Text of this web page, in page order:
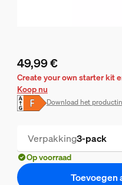
De huidige prijs is 49,99
49,99 €
Create your own starter kit
Koop nu
Download het
Verpakking3-pack
Op voorraad
Toevoegen